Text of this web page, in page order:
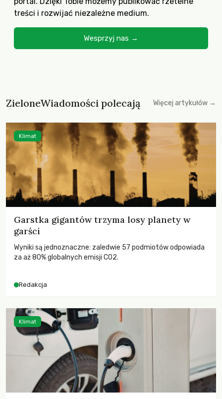
treści i rozwijać niezależne medium.
Wesprzyj nas →
ZieloneWiadomości polecają Więcej artykułów →
Garstka gigantów trzyma losy planety w
garści
Wyniki są jednoznaczne: zaledwie 57 podmiotów odpowiada
za aż 80% globalnych emisji CO2.
Redakcja
Klimat
Klimat